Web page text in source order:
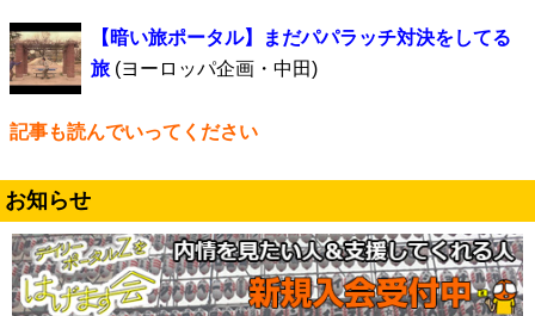
【暗い旅ポータル】まだパパラッチ対決をしてる
旅 (ヨーロッパ企画・中田)
記事も読んでいってください
お知らせ